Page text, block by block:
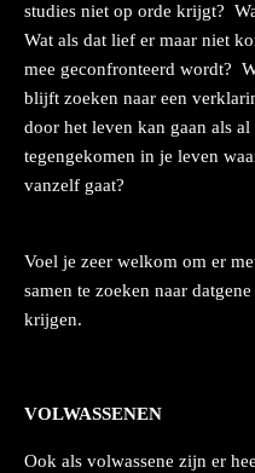
studies niet op orde krijgt?
Wat als dat lief er maar niet
mee geconfronteerd wordt?
blijft zoeken naar een
door het leven kan gaan als
tegengekomen in je leven
vanzelf gaat?
Voel je zeer welkom om er
samen te zoeken naar
krijgen.
VOLWASSENEN
Ook als volwassene zijn er